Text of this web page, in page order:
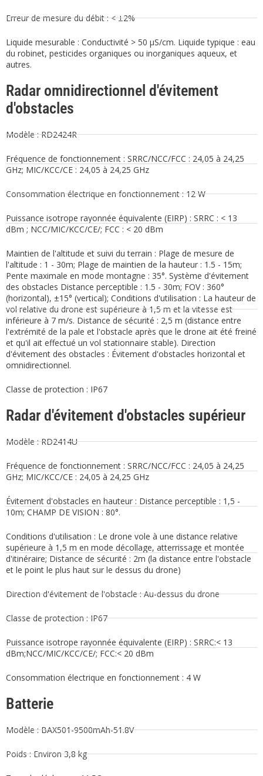
Erreur de mesure du débit : < ±2%
Liquide mesurable : Conductivité > 50 μS/cm. Liquide typique : eau
du robinet, pesticides organiques ou inorganiques aqueux, et
autres.
Radar omnidirectionnel d'évitement
d'obstacles
Modèle : RD2424R
Fréquence de fonctionnement : SRRC/NCC/FCC : 24,05 à 24,25
GHz; MIC/KCC/CE : 24,05 à 24,25 GHz
Consommation électrique en fonctionnement : 12 W
Puissance isotrope rayonnée équivalente (EIRP) : SRRC : < 13
dBm ; NCC/MIC/KCC/CE/; FCC : < 20 dBm
Maintien de l'altitude et suivi du terrain : Plage de mesure de
l'altitude : 1 - 30m; Plage de maintien de la hauteur : 1.5 - 15m;
Pente maximale en mode montagne : 35°. Système d'évitement
des obstacles Distance perceptible : 1.5 - 30m; FOV : 360°
(horizontal), ±15° (vertical); Conditions d'utilisation : La hauteur de
vol relative du drone est supérieure à 1,5 m et la vitesse est
inférieure à 7 m/s. Distance de sécurité : 2,5 m (distance entre
l'extrémité de la pale et l'obstacle après que le drone ait été freiné
et qu'il ait effectué un vol stationnaire stable). Direction
d'évitement des obstacles : Évitement d'obstacles horizontal et
omnidirectionnel.
Classe de protection : IP67
Radar d'évitement d'obstacles supérieur
Modèle : RD2414U
Fréquence de fonctionnement : SRRC/NCC/FCC : 24,05 à 24,25
GHz; MIC/KCC/CE : 24,05 à 24,25 GHz
Évitement d'obstacles en hauteur : Distance perceptible : 1,5 -
10m; CHAMP DE VISION : 80°.
Conditions d'utilisation : Le drone vole à une distance relative
supérieure à 1,5 m en mode décollage, atterrissage et montée
d'itinéraire; Distance de sécurité : 2m (la distance entre l'obstacle
et le point le plus haut sur le dessus du drone)
Direction d'évitement de l'obstacle : Au-dessus du drone
Classe de protection : IP67
Puissance isotrope rayonnée équivalente (EIRP) : SRRC:< 13
dBm;NCC/MIC/KCC/CE/; FCC:< 20 dBm
Consommation électrique en fonctionnement : 4 W
Batterie
Modèle : BAX501-9500mAh-51.8V
Poids : Environ 3,8 kg